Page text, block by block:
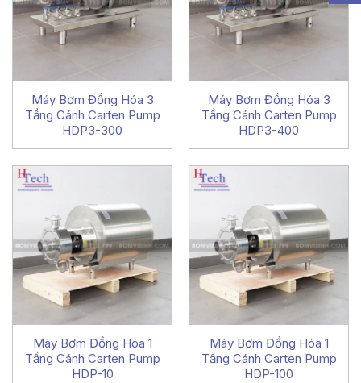
Máy Bơm Đồng Hóa 3
Tầng Cánh Carten Pump
HDP3-300
Máy Bơm Đồng Hóa 3
Tầng Cánh Carten Pump
HDP3-400
Máy Bơm Đồng Hóa 1
Tầng Cánh Carten Pump
HDP-10
Máy Bơm Đồng Hóa 1
Tầng Cánh Carten Pump
HDP-100